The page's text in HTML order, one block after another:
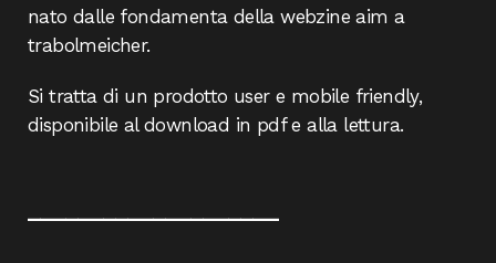
nato dalle fondamenta della webzine aim a
trabolmeicher.
Si tratta di un prodotto user e mobile friendly,
disponibile al download in pdf e alla lettura.